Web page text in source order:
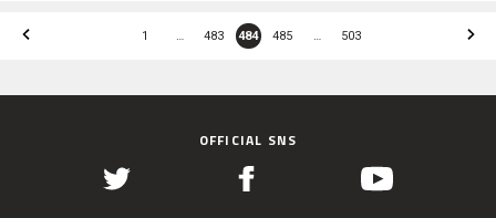
1 … 483 484 485 … 503
OFFICIAL SNS